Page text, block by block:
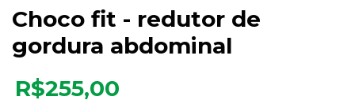
Choco fit - redutor de
gordura abdominal
R$255,00